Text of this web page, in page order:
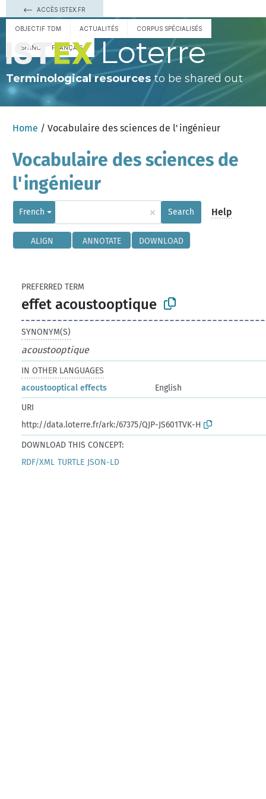
ACCÈS ISTEX.FR
OBJECTIF TDM ACTUALITÉS CORPUS SPÉCIALISÉS
ESPAÑOL FRANÇAIS Loterre
Terminological resourcesto be shared out
Home / Vocabulaire des sciences de l'ingénieur
Vocabulaire des sciences de
l'ingénieur
French × Search Help
ALIGN ANNOTATE DOWNLOAD
PREFERRED TERM
effet acoustooptique
SYNONYM(S)
acoustooptique
IN OTHER LANGUAGES
acoustooptical effects
English
URI
http://data.loterre.fr/ark:/67375/QJP-JS601TVK-H
DOWNLOAD THIS CONCEPT:
RDF/XML TURTLE JSON-LD